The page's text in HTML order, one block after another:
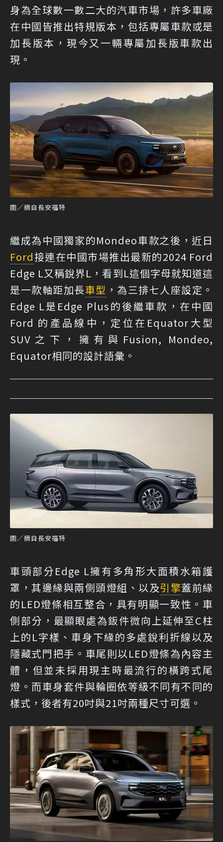
身為全球數一數二大的汽車市場，許多車廠
在中國皆推出特規版本，包括專屬車款或是
加長版本，現今又一輛專屬加長版車款出
現。
圖／摘自長安福特
繼成為中國獨家的Mondeo車款之後，近日
Ford接連在中國市場推出最新的2024 Ford
Edge L又稱銳界L，看到L這個字母就知道這
是一款軸距加長車型 ，為三排七人座設定。
Edge L是Edge Plus的後繼車款，在中國
Ford 的產品線中，定位在Equator大型
SUV之下，擁有與Fusion, Mondeo,
Equator相同的設計語彙。
圖／摘自長安福特
車頭部分Edge L擁有多角形大面積水箱護
罩，其邊緣與兩側頭燈組、以及引擎蓋前緣
的LED燈條相互整合，具有明顯一致性。車
側部分，最顯眼處為鈑件微向上延伸至C柱
上的L字樣、車身下緣的多處銳利折線以及
隱藏式門把手。車尾則以LED燈條為內容主
體，但並未採用現主時最流行的橫跨式尾
燈。而車身套件與輪圈依等級不同有不同的
樣式，後者有20吋與21吋兩種尺寸可選。